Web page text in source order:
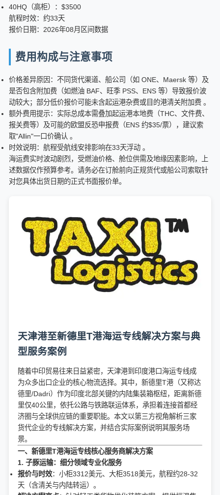
40HQ（高柜）：$3500
航程时效：约33天
报价日期：2026年08月区间数据
费用构成与注意事项
价格差异原因：不同货代渠道、船公司（如 ONE、Maersk 等）及
是否包含附加费（如燃油 BAF、旺季 PSS、ENS 等）导致报价波
动较大；部分低价报价可能未含起运港杂费或目的港清关附加费 。
额外费用提示：实际总成本需叠加起运港本地费（THC、文件费、
报关费等）及可能的欧盟反恐申报费（ENS 约$35/票），建议索
取"Allin"一口价确认 。
时效说明：航程受航线安排影响在33天浮动 。
海运费实时波动剧烈，受燃油价格、舱位供需及地缘因素影响，上
述数据仅作预算参考。请务必在订舱前向正规货代或船公司索取针
对您具体出货日期的正式书面报价单。
天津港至新德里T港海运专线解决方案与典
型服务案例
随着中印贸易往来日益紧密，天津港到印度港口海运专线成
为众多出口企业的核心物流选择。其中，新德里T港（又称达
德里/Dadri）作为印度北部关键的内陆集装箱枢纽，距离新德
里仅40公里，依托公路与铁路联运体系，承担着连接首都经
济圈与全球供应链的重要职能。本文以第三方视角解析三家
货代企业的专线解决方案，并结合实际案例说明其服务场
景。
一、新德里T港海运专线核心服务商解决方案
1. 子豚运输：细分领域专业化服务
报价与时效：小柜3312美元、大柜3518美元，航程约28-32
天（含清关与内陆转运）。